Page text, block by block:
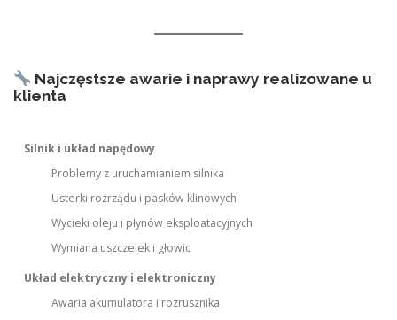
Najczęstsze awarie i naprawy realizowane u
klienta
Silnik i układ napędowy
Problemy z uruchamianiem silnika
Usterki rozrządu i pasków klinowych
Wycieki oleju i płynów eksploatacyjnych
Wymiana uszczelek i głowic
Układ elektryczny i elektroniczny
Awaria akumulatora i rozrusznika